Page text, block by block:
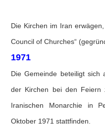
Die Kirchen im Iran
Council of Churches“
1971
Die Gemeinde beteiligt sich
der Kirchen bei den Feiern
Iranischen Monarchie in
Oktober 1971 stattfinden.